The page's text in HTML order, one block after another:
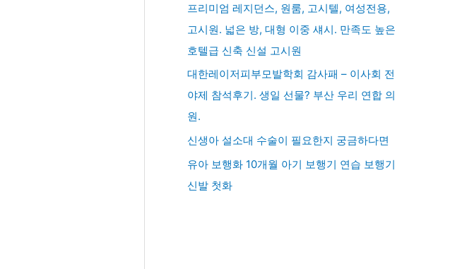
프리미엄 레지던스, 원룸, 고시텔, 여성전용,
고시원. 넓은 방, 대형 이중 섀시. 만족도 높은
호텔급 신축 신설 고시원
대한레이저피부모발학회 감사패 – 이사회 전
야제 참석후기. 생일 선물? 부산 우리 연합 의
원.
신생아 설소대 수술이 필요한지 궁금하다면
유아 보행화 10개월 아기 보행기 연습 보행기
신발 첫화